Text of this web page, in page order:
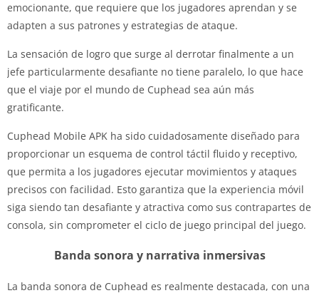
emocionante, que requiere que los jugadores aprendan y se
adapten a sus patrones y estrategias de ataque.
La sensación de logro que surge al derrotar finalmente a un
jefe particularmente desafiante no tiene paralelo, lo que hace
que el viaje por el mundo de Cuphead sea aún más
gratificante.
Cuphead Mobile APK ha sido cuidadosamente diseñado para
proporcionar un esquema de control táctil fluido y receptivo,
que permita a los jugadores ejecutar movimientos y ataques
precisos con facilidad. Esto garantiza que la experiencia móvil
siga siendo tan desafiante y atractiva como sus contrapartes de
consola, sin comprometer el ciclo de juego principal del juego.
Banda sonora y narrativa inmersivas
La banda sonora de Cuphead es realmente destacada, con una